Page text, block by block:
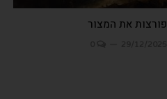
פורצות את המצור